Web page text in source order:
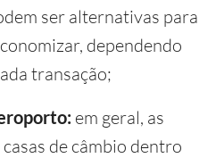
ser alternativas para
dependendo
transação;
em geral, as
de câmbio dentro